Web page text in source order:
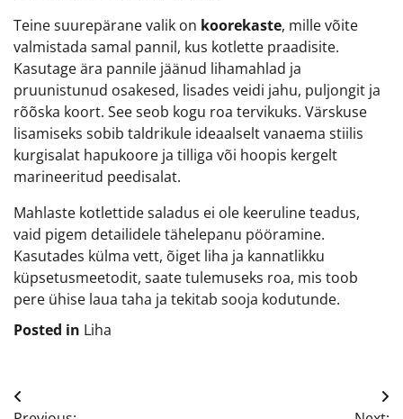
Teine suurepärane valik on koorekaste, mille võite
valmistada samal pannil, kus kotlette praadisite.
Kasutage ära pannile jäänud lihamahlad ja
pruunistunud osakesed, lisades veidi jahu, puljongit ja
rõõska koort. See seob kogu roa tervikuks. Värskuse
lisamiseks sobib taldrikule ideaalselt vanaema stiilis
kurgisalat hapukoore ja tilliga või hoopis kergelt
marineeritud peedisalat.
Mahlaste kotlettide saladus ei ole keeruline teadus,
vaid pigem detailidele tähelepanu pööramine.
Kasutades külma vett, õiget liha ja kannatlikku
küpsetusmeetodit, saate tulemuseks roa, mis toob
pere ühise laua taha ja tekitab sooja kodutunde.
Posted in Liha
Navigeerimine